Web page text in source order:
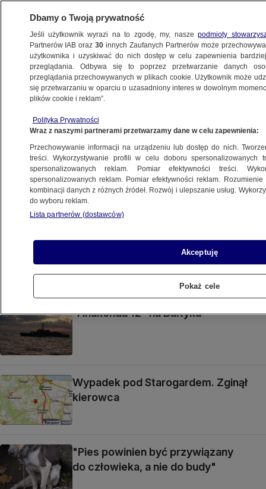
TRÓJMIASTO
4 rannych w zderzeniu samochodów
dostawczych
Śmierć pacjenta w szpitalu pod lupą
prokuratury
Zamalowali fotoradar, bo zrobił im
"Anakonda 12" na Bałtyku
Wypadek pod Starogardem. Zginął
kierowca
"Pies powinien być przywiązany
do człowieka, a nie do budy"
Dbamy o Twoją prywatność
Jeśli użytkownik wyrazi na to zgodę, my, naszepodmioty
Partnerów IAB oraz30 innych Zaufanych Partnerów może
użytkownika i uzyskiwać do nich dostęp w celu zapewnienia
przeglądania. Odbywa się to poprzez przetwarzanie danych
przeglądania przechowywanych w plikach cookie. Użytkownik może
się przetwarzaniu w oparciu o uzasadniony interes w dowolnym
plików cookie i reklam”.
Polityka Prywatności
Wraz z naszymi partnerami przetwarzamy dane w celu zapewnienia:
Przechowywanie informacji na urządzeniu lub dostęp do nich.
treści. Wykorzystywanie profili w celu doboru spersonalizowanych
spersonalizowanych reklam. Pomiar efektywności treści.
spersonalizowanych reklam. Pomiar efektywności reklam.
kombinacji danych z różnych źródeł. Rozwój i ulepszanie usług.
do wyboru reklam.
Lista partnerów (dostawców)
Akceptuję
Pokaż cele